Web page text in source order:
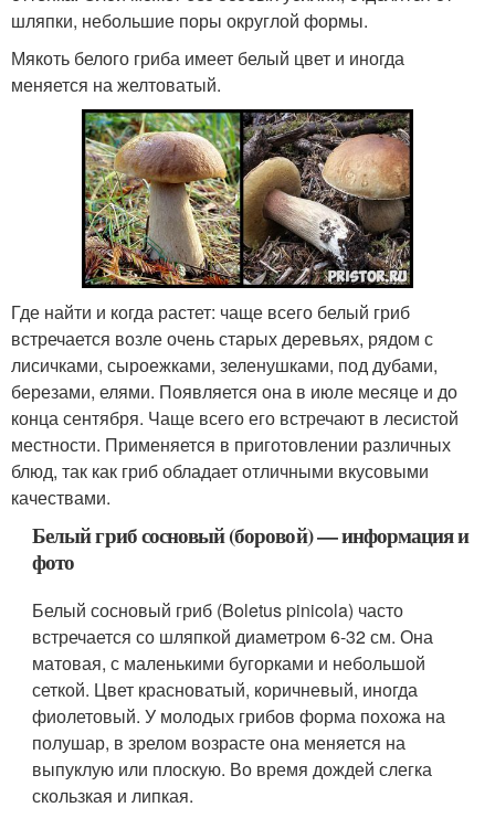
шляпки, небольшие поры округлой формы.
Мякоть белого гриба имеет белый цвет и иногда
меняется на желтоватый.
Где найти и когда растет: чаще всего белый гриб
встречается возле очень старых деревьях, рядом с
лисичками, сыроежками, зеленушками, под дубами,
березами, елями. Появляется она в июле месяце и до
конца сентября. Чаще всего его встречают в лесистой
местности. Применяется в приготовлении различных
блюд, так как гриб обладает отличными вкусовыми
качествами.
Белый гриб сосновый (боровой) — информация и
фото
Белый сосновый гриб (Boletus pinicola) часто
встречается со шляпкой диаметром 6-32 см. Она
матовая, с маленькими бугорками и небольшой
сеткой. Цвет красноватый, коричневый, иногда
фиолетовый. У молодых грибов форма похожа на
полушар, в зрелом возрасте она меняется на
выпуклую или плоскую. Во время дождей слегка
скользкая и липкая.